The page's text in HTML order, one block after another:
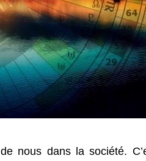
nous dans la société.